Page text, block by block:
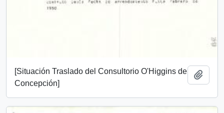
[Situación Traslado del Consultorio O'Higgins de
Concepción]